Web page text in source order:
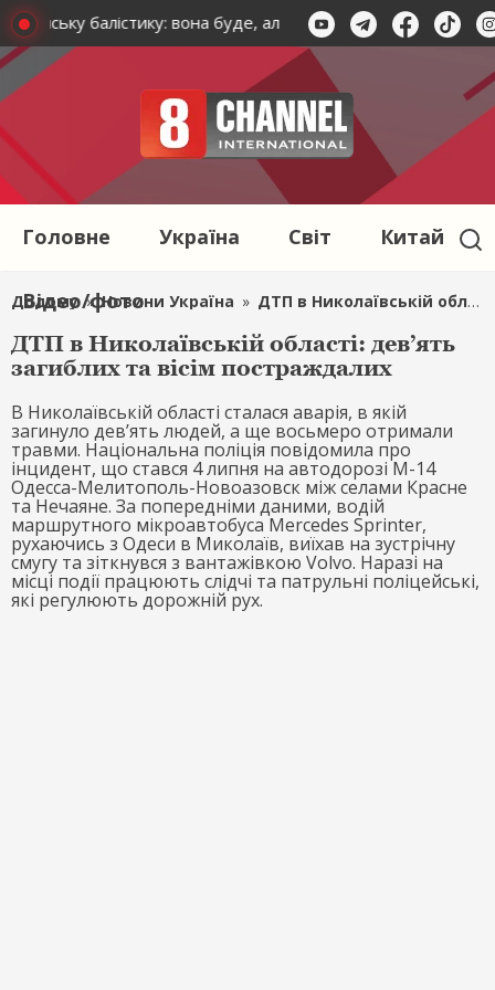
балістику: вона буде, але з одним «але»
Головне Україна Світ Китай
Відео/фото
Додому » Новини Україна » ДТП в Николаївській області: дев’ять загиблих та вісім постраждалих
ДТП в Николаївській області: дев’ять
загиблих та вісім постраждалих
В Николаївській області сталася аварія, в якій
загинуло дев’ять людей, а ще восьмеро отримали
травми. Національна поліція повідомила про
інцидент, що стався 4 липня на автодорозі М-14
Одесса-Мелитополь-Новоазовск між селами Красне
та Нечаяне. За попередніми даними, водій
маршрутного мікроавтобуса Mercedes Sprinter,
рухаючись з Одеси в Миколаїв, виїхав на зустрічну
смугу та зіткнувся з вантажівкою Volvo. Наразі на
місці події працюють слідчі та патрульні поліцейські,
які регулюють дорожній рух.